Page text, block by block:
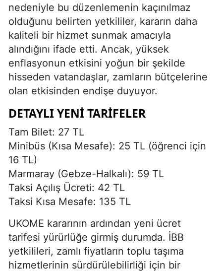
nedeniyle bu düzenlemenin kaçınılmaz
olduğunu belirten yetkililer, kararın daha
kaliteli bir hizmet sunmak amacıyla
alındığını ifade etti. Ancak, yüksek
enflasyonun etkisini yoğun bir şekilde
hisseden vatandaşlar, zamların bütçelerine
olan etkisinden endişe duyuyor.
DETAYLI YENI TARIFELER
Tam Bilet: 27 TL
Minibüs (Kısa Mesafe): 25 TL (öğrenci için
16 TL)
Marmaray (Gebze-Halkalı): 59 TL
Taksi Açılış Ücreti: 42 TL
Taksi Kısa Mesafe: 135 TL
UKOME kararının ardından yeni ücret
tarifesi yürürlüğe girmiş durumda. İBB
yetkilileri, zamlı fiyatların toplu taşıma
hizmetlerinin sürdürülebilirliği için bir